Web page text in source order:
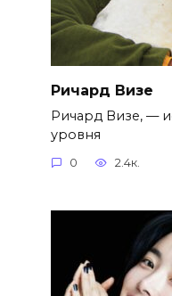
Ричард Визе
Ричард Визе, —
уровня
0 2.4к.